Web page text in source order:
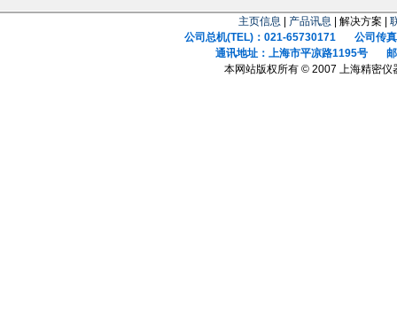
主页信息 产品讯息 | 解决方案 |
公司总机(TEL)：021-65730171 公司传真
通讯地址：上海市平凉路1195号 邮
本网站版权所有 © 2007 上海精密仪